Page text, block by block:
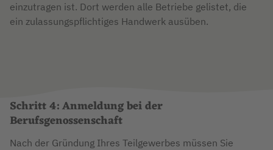
einzutragen ist. Dort werden alle Betriebe gelistet, die
ein zulassungspflichtiges Handwerk ausüben.
Schritt 4: Anmeldung bei der
Berufsgenossenschaft
Nach der Gründung Ihres Teilgewerbes müssen Sie